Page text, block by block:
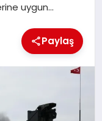
uygun…
Paylaş